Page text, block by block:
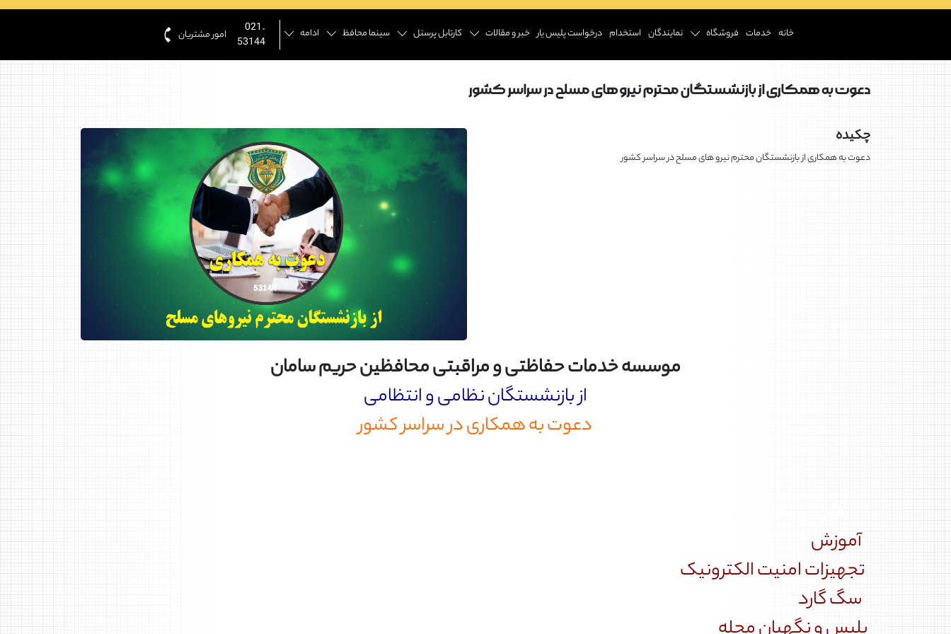
خانه خدمات فروشگاه نمایندگان استخدام درخواست پلیس یار خبر و مقالات کارتابل پرسنل سینما محافظ ادامه
021-
53144
امور مشتریان
دعوت به همکاری از بازنشستگان محترم نیرو های مسلح در سراسر کشور
چکیده
دعوت به همکاری از بازنشستگان محترم نیرو های مسلح در سراسر کشور
موسسه خدمات حفاظتی و مراقبتی محافظین حریم سامان
از بازنشستگان نظامی و انتظامی
دعوت به همکاری در سراسر کشور
آموزش
تجهیزات امنیت الکترونیک
سگ گارد